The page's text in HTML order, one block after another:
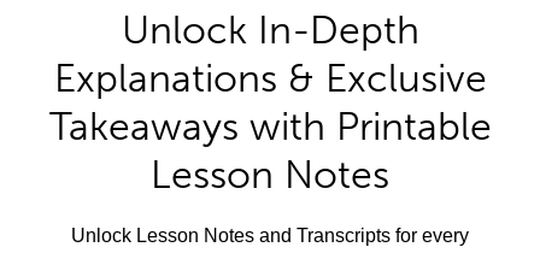
Unlock In-Depth
Explanations & Exclusive
Takeaways with Printable
Lesson Notes
Unlock Lesson Notes and Transcripts for every